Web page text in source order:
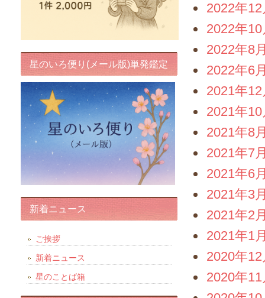
2022年12
2022年10
2022年8
2022年6
2021年12
2021年10
2021年8
2021年7
2021年6
2021年3
2021年2
2021年1
2020年12
2020年11
星のいろ便り(メール版)単発鑑定
新着ニュース
ご挨拶
新着ニュース
星のことば箱